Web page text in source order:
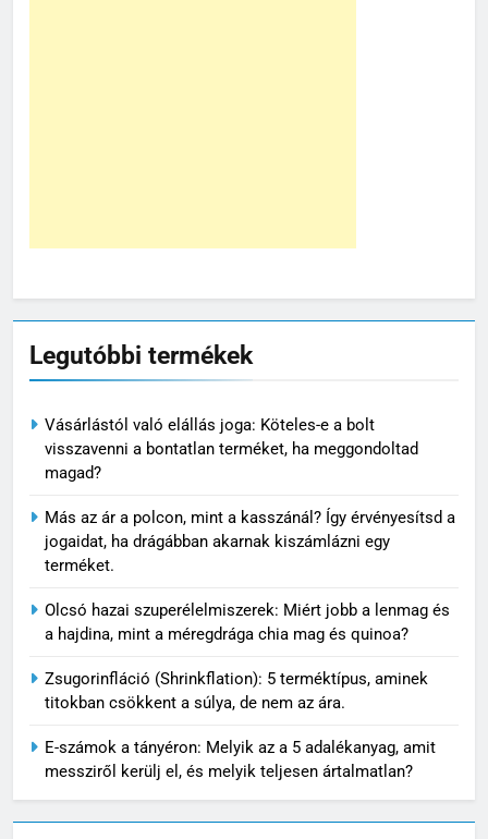
Legutóbbi termékek
Vásárlástól való elállás joga: Köteles-e a bolt
visszavenni a bontatlan terméket, ha meggondoltad
magad?
Más az ár a polcon, mint a kasszánál? Így érvényesítsd a
jogaidat, ha drágábban akarnak kiszámlázni egy
terméket.
Olcsó hazai szuperélelmiszerek: Miért jobb a lenmag és
a hajdina, mint a méregdrága chia mag és quinoa?
Zsugorinfláció (Shrinkflation): 5 terméktípus, aminek
titokban csökkent a súlya, de nem az ára.
E-számok a tányéron: Melyik az a 5 adalékanyag, amit
messziről kerülj el, és melyik teljesen ártalmatlan?